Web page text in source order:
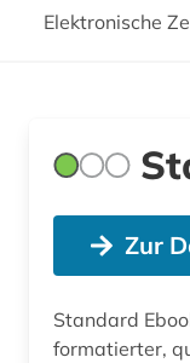
Elektronische
Zur
Standard
formatierter,